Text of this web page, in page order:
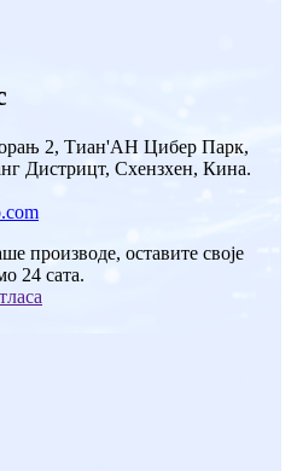
2, Тиан'АН Цибер Парк,
Дистрицт, Схензхен, Кина.
производе, оставите своје
24 сата.